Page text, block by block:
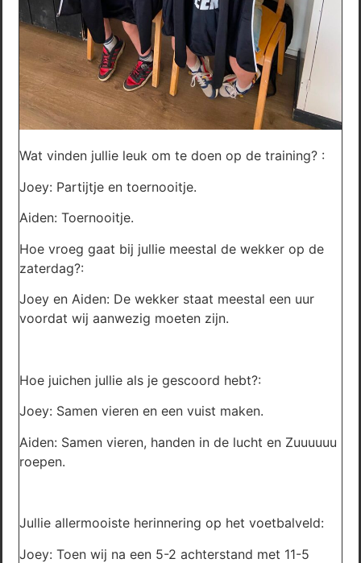
Wat vinden jullie leuk om te doen op de training? :
Joey: Partijtje en toernooitje.
Aiden: Toernooitje.
Hoe vroeg gaat bij jullie meestal de wekker op de
zaterdag?:
Joey en Aiden: De wekker staat meestal een uur
voordat wij aanwezig moeten zijn.
Hoe juichen jullie als je gescoord hebt?:
Joey: Samen vieren en een vuist maken.
Aiden: Samen vieren, handen in de lucht en Zuuuuuu
roepen.
Jullie allermooiste herinnering op het voetbalveld:
Joey: Toen wij na een 5-2 achterstand met 11-5